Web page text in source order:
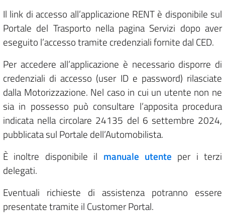
Il link di accesso all’applicazione RENT è disponibile sul
Portale del Trasporto nella pagina Servizi dopo aver
eseguito l’accesso tramite credenziali fornite dal CED.
Per accedere all’applicazione è necessario disporre di
credenziali di accesso (user ID e password) rilasciate
dalla Motorizzazione. Nel caso in cui un utente non ne
sia in possesso può consultare l’apposita procedura
indicata nella circolare 24135 del 6 settembre 2024,
pubblicata sul Portale dell’Automobilista.
È inoltre disponibile il manuale utente per i terzi
delegati.
Eventuali richieste di assistenza potranno essere
presentate tramite il Customer Portal.